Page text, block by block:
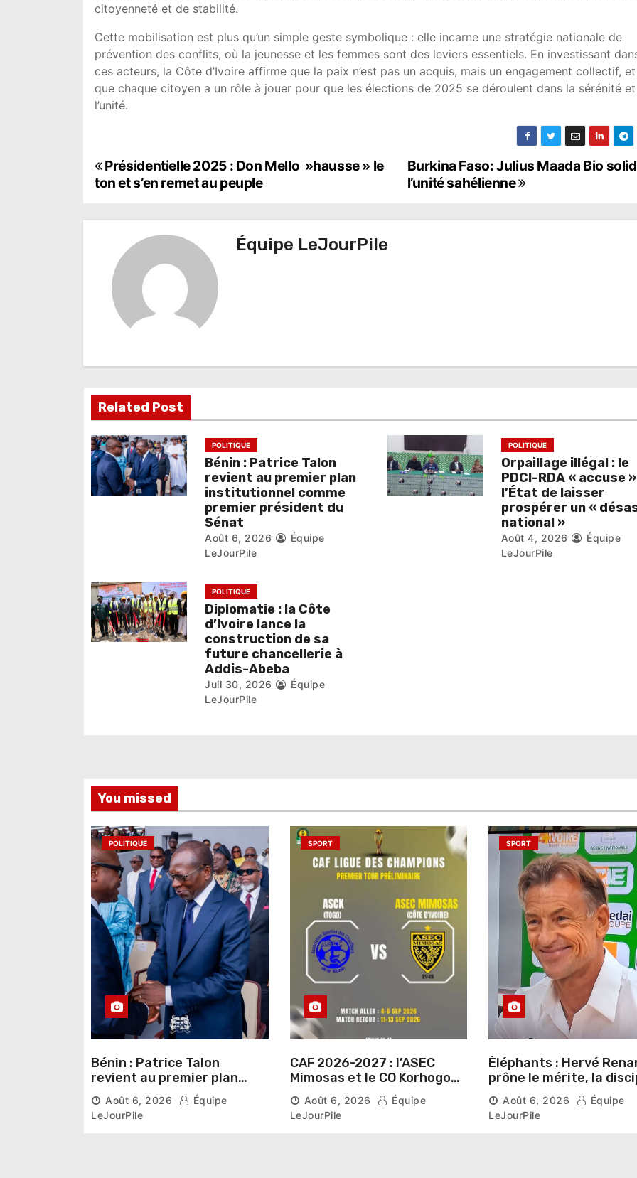
citoyenneté et de stabilité.
Cette mobilisation est plus qu’un simple geste symbolique : elle incarne une stratégie nationale de
prévention des conflits, où la jeunesse et les femmes sont des leviers essentiels. En investissant
ces acteurs, la Côte d’Ivoire affirme que la paix n’est pas un acquis, mais un engagement collectif, et
que chaque citoyen a un rôle à jouer pour que les élections de 2025 se déroulent dans la sérénité et
l’unité.
N
a
v
i
n
d
e
l
r
t
i
Burkina Faso: Julius Maada Bio
l’unité sahélienne
Présidentielle 2025 : Don Mello »hausse » le
ton et s’en remet au peuple
Équipe LeJourPile
Related Post
POLITIQUE
Bénin : Patrice Talon
revient au premier plan
institutionnel comme
premier président du
Sénat
Août 6, 2026
Équipe
LeJourPile
POLITIQUE
Orpaillage illégal : le
PDCI-RDA « accuse »
l’État de laisser
prospérer un «
national »
Août 4, 2026
Équipe
LeJourPile
POLITIQUE
Diplomatie : la Côte
d’Ivoire lance la
construction de sa
future chancellerie à
Addis-Abeba
Juil 30, 2026
Équipe
LeJourPile
You missed
POLITIQUE
Bénin : Patrice Talon
revient au premier plan
institutionnel comme
premier président du Sénat
Août 6, 2026
Équipe
LeJourPile
SPORT
CAF 2026-2027 : l’ASEC
Mimosas et le CO Korhogo
connaissent leur route vers
la phase de groupes
Août 6, 2026
Équipe
LeJourPile
SPORT
Éléphants : Hervé
prône le mérite, la
et l’esprit collectif
nouveau départ
Août 6, 2026
Équipe
LeJourPile